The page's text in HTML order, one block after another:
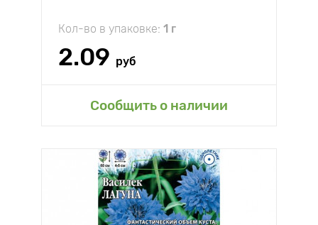
Кол-во в упаковке: 1 г
2.09 руб
Сообщить о наличии